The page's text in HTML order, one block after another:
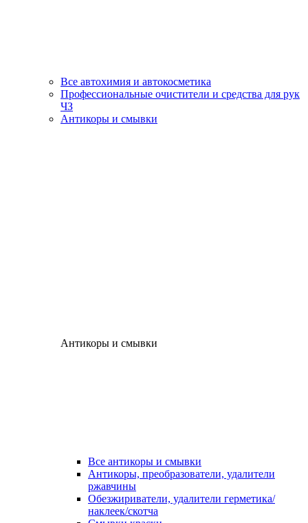
Все автохимия и автокосметика
Профессиональные очистители и средства для рук
ЧЗ
Антикоры и смывки
Антикоры и смывки
Все антикоры и смывки
Антикоры, преобразователи, удалители
ржавчины
Обезжириватели, удалители герметика/
наклеек/скотча